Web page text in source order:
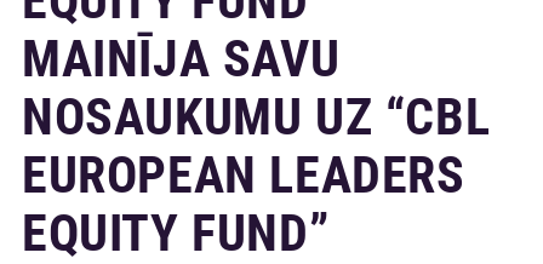
MAINĪJA SAVU
NOSAUKUMU UZ “CBL
EUROPEAN LEADERS
EQUITY FUND”